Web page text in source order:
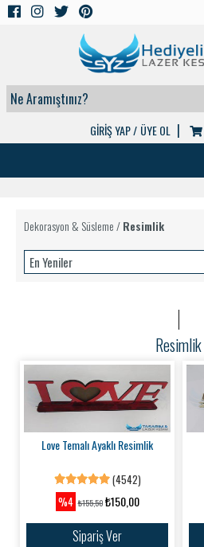
GİRİŞ YAP / ÜYE OL |
Dekorasyon & Süsleme/Resimlik
Resimlik
Love Temalı Ayaklı Resimlik
(4542)
%4 ₺155,50₺150,00
Sipariş Ver